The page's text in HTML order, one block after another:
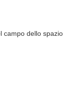
campo dello spazio